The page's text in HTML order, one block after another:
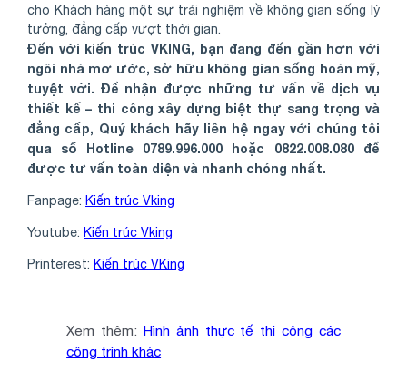
cho Khách hàng một sự trải nghiệm về không gian sống lý
tưởng, đẳng cấp vượt thời gian.
Đến với kiến trúc VKING, bạn đang đến gần hơn với
ngôi nhà mơ ước, sở hữu không gian sống hoàn mỹ,
tuyệt vời. Để nhận được những tư vấn về dịch vụ
thiết kế – thi công xây dựng biệt thự sang trọng và
đẳng cấp, Quý khách hãy liên hệ ngay với chúng tôi
qua số Hotline 0789.996.000 hoặc 0822.008.080 để
được tư vấn toàn diện và nhanh chóng nhất.
Fanpage: Kiến trúc Vking
Youtube: Kiến trúc Vking
Printerest: Kiến trúc VKing
Xem thêm: Hình ảnh thực tế thi công các
công trình khác